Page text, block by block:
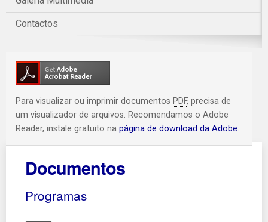
Contactos
Para visualizar ou imprimir documentos PDF, precisa de
um visualizador de arquivos. Recomendamos o Adobe
Reader, instale gratuito na página de download da Adobe.
Documentos
Programas